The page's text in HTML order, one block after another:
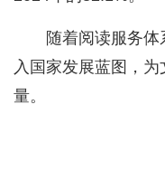
随着阅读服务
入国家发展蓝图，
量。